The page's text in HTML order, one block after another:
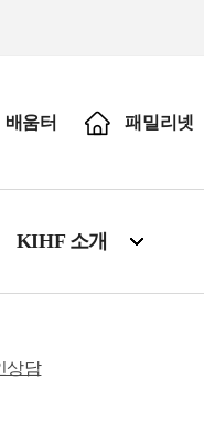
배움터 패밀리넷
KIHF 소개
상담